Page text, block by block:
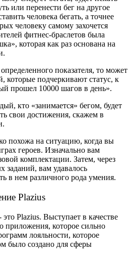
или перенести бег на другое
человека бегать, а точнее
человеку самому захочется
фитнес-браслетов была
которая как раз основана на
показателя, то может
которые подчеркивают статус, к
прошел 10000 шагов в день».
кто «занимается» бегом, будет
свои достижения, скажем в
похожа на ситуацию, когда вы
героев. Изначально вам
комплектации. Затем, через
заданий, вам удавалось
в нем различного рода умения.
Plazius
Plazius. Выступает в качестве
приложения, которое сильно
лояльности, которое
было создано для сферы